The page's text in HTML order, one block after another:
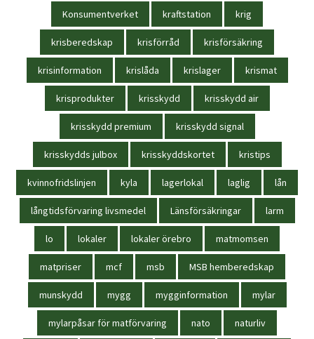
Konsumentverket kraftstation krig
krisberedskap krisförråd krisförsäkring
krisinformation krislåda krislager krismat
krisprodukter krisskydd krisskydd air
krisskydd premium krisskydd signal
krisskydds julbox krisskyddskortet kristips
kvinnofridslinjen kyla lagerlokal laglig lån
långtidsförvaring livsmedel Länsförsäkringar larm
lo lokaler lokaler örebro matmomsen
matpriser mcf msb MSB hemberedskap
munskydd mygg mygginformation mylar
mylarpåsar för matförvaring nato naturliv